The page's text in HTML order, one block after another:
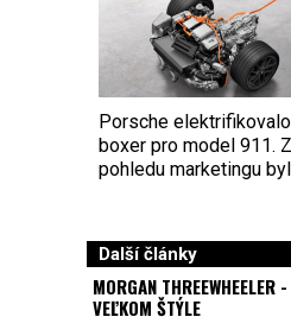
Porsche
boxer pro model 911.
pohledu marketingu
Další články
MORGAN THREEWHEELER
VEĽKOM ŠTÝLE